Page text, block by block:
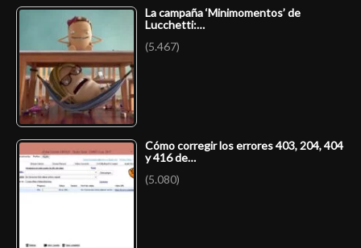
La campaña ‘Minimomentos’ de
Lucchetti:…
(5.467)
Cómo corregir los errores 403, 204, 404
y 416 de…
(5.080)